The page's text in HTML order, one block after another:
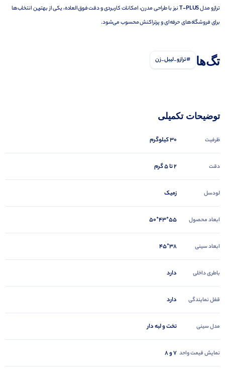
ترازو مدلT-PLUSنیز با طراحی مدرن، امکانات کاربردی و دقت فوق‌العاده، یکی از بهترین انتخاب‌ها
برای فروشگاه‌های حرفه‌ای و پرتراکنش محسوب می‌شود.
تگ‌ها #ترازو_لیبل_زن
توضیحات تکمیلی
ظرفیت 30 کیلوگرم
دقت 2 تا 5 گرم
لودسل زمیک
ابعاد محصول 55*43*50
ابعاد سینی 38*45
باطری داخلی دارد
قفل نمایندگی دارد
مدل سینی تخت و لبه دار
نمایش قیمت واحد 7 و 8